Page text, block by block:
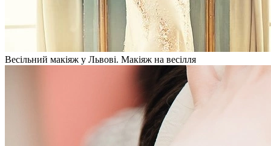
Весільний макіяж у Львові. Макіяж на весілля